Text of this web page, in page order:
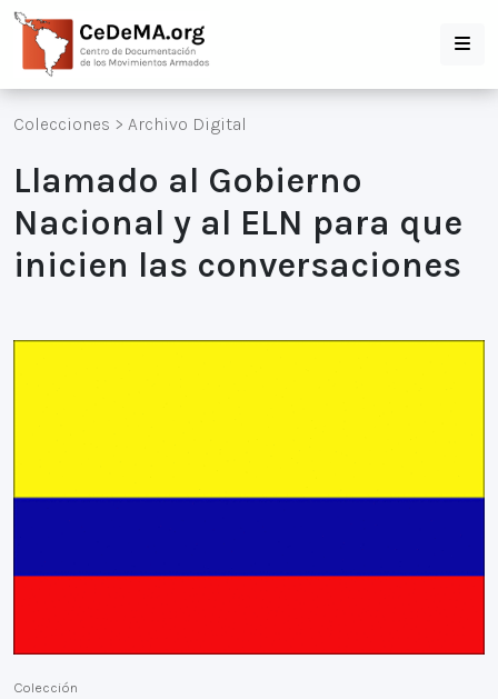
Colecciones > Archivo Digital
Llamado al Gobierno
Nacional y al ELN para que
inicien las conversaciones
Colección